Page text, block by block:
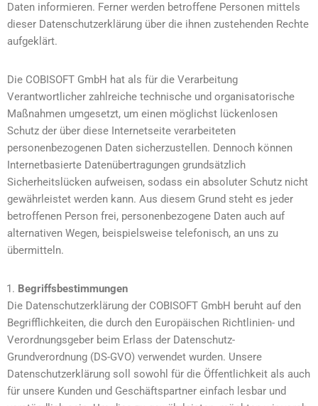
Daten informieren. Ferner werden betroffene Personen mittels
dieser Datenschutzerklärung über die ihnen zustehenden Rechte
aufgeklärt.
Die COBISOFT GmbH hat als für die Verarbeitung
Verantwortlicher zahlreiche technische und organisatorische
Maßnahmen umgesetzt, um einen möglichst lückenlosen
Schutz der über diese Internetseite verarbeiteten
personenbezogenen Daten sicherzustellen. Dennoch können
Internetbasierte Datenübertragungen grundsätzlich
Sicherheitslücken aufweisen, sodass ein absoluter Schutz nicht
gewährleistet werden kann. Aus diesem Grund steht es jeder
betroffenen Person frei, personenbezogene Daten auch auf
alternativen Wegen, beispielsweise telefonisch, an uns zu
übermitteln.
Begriffsbestimmungen
Die Datenschutzerklärung der COBISOFT GmbH beruht auf den
Begrifflichkeiten, die durch den Europäischen Richtlinien- und
Verordnungsgeber beim Erlass der Datenschutz-
Grundverordnung (DS-GVO) verwendet wurden. Unsere
Datenschutzerklärung soll sowohl für die Öffentlichkeit als auch
für unsere Kunden und Geschäftspartner einfach lesbar und